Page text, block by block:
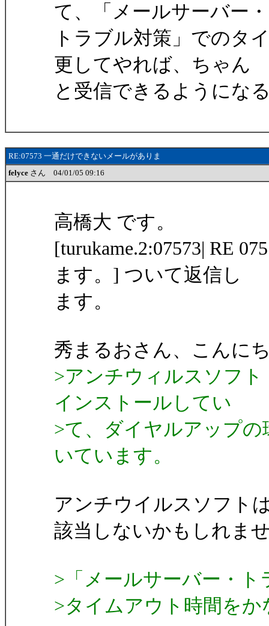
て、「メールサーバー・
トラブル対策」でのタ
更してやれば、ちゃん
と受信できるようにな
RE:07573 一通だけできないメールがありま
felyce さん 04/01/05 09:16
高橋大 です。
[turukame.2:07573| RE
ます。] ついて返信し
ます。
秀まるおさん、こんに
>アンチウィルスソフ
インストールしてい
>て、ダイヤルアップ
いています。
アンチウイルスソフト
該当しないかもしれま
>「メールサーバー・ト
>タイムアウト時間を